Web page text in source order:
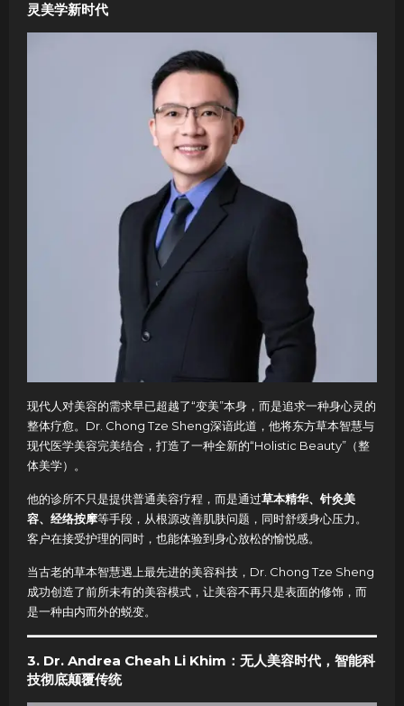
灵美学新时代
现代人对美容的需求早已超越了“变美”本身，而是追求一种身心灵的
整体疗愈。Dr. Chong Tze Sheng深谙此道，他将东方草本智慧与
现代医学美容完美结合，打造了一种全新的“Holistic Beauty”（整
体美学）。
他的诊所不只是提供普通美容疗程，而是通过草本精华、针灸美
容、经络按摩等手段，从根源改善肌肤问题，同时舒缓身心压力。
客户在接受护理的同时，也能体验到身心放松的愉悦感。
当古老的草本智慧遇上最先进的美容科技，Dr. Chong Tze Sheng
成功创造了前所未有的美容模式，让美容不再只是表面的修饰，而
是一种由内而外的蜕变。
3. Dr. Andrea Cheah Li Khim：无人美容时代，智能科
技彻底颠覆传统